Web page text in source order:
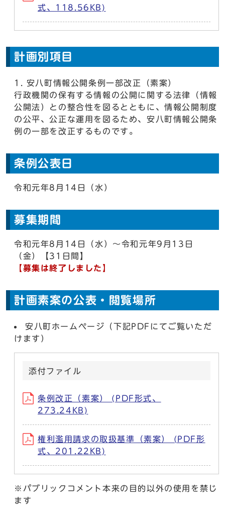
式、118.56KB)
計画別項目
安八町情報公開条例一部改正（素案）
行政機関の保有する情報の公開に関する法律（情報
公開法）との整合性を図るとともに、情報公開制度
の公平、公正な運用を図るため、安八町情報公開条
例の一部を改正するものです。
条例公表日
令和元年8月14日（水）
募集期間
令和元年8月14日（水）～令和元年9月13日
（金）【31日間】
【募集は終了しました】
計画素案の公表・閲覧場所
安八町ホームページ（下記PDFにてご覧いただ
けます）
添付ファイル
条例改正（素案） (PDF形式、
273.24KB)
権利濫用請求の取扱基準（素案） (PDF形
式、201.22KB)
※パブリックコメント本来の目的以外の使用を禁じ
ます